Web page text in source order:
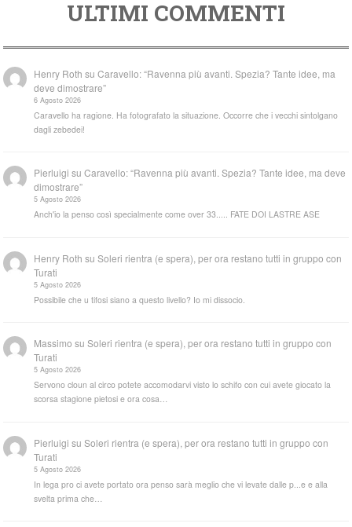
ULTIMI COMMENTI
Henry Roth suCaravello: “Ravenna più avanti. Spezia? Tante idee, ma
deve dimostrare”
6 Agosto 2026
Caravello ha ragione. Ha fotografato la situazione. Occorre che i vecchi sintolgano
dagli zebedei!
Pierluigi suCaravello: “Ravenna più avanti. Spezia? Tante idee, ma deve
dimostrare”
5 Agosto 2026
Anch'io la penso così specialmente come over 33..... FATE DOI LASTRE ASE
Henry Roth suSoleri rientra (e spera), per ora restano tutti in gruppo con
Turati
5 Agosto 2026
Possibile che u tifosi siano a questo livello? Io mi dissocio.
Massimo suSoleri rientra (e spera), per ora restano tutti in gruppo con
Turati
5 Agosto 2026
Servono cloun al circo potete accomodarvi visto lo schifo con cui avete giocato la
scorsa stagione pietosi e ora cosa…
Pierluigi suSoleri rientra (e spera), per ora restano tutti in gruppo con
Turati
5 Agosto 2026
In lega pro ci avete portato ora penso sarà meglio che vi levate dalle p...e e alla
svelta prima che…